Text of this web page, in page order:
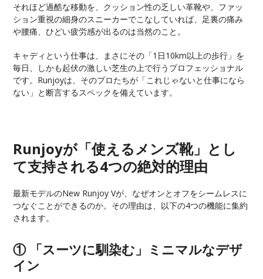
それほど過酷な移動を、クッション性の乏しい革靴や、ファッ
ション重視の細身のスニーカーでこなしていれば、足裏の痛み
や腰痛、ひどい疲労感が出るのは当然のこと。
キャディという仕事は、まさにその「1日10km以上の歩行」を
毎日、しかも起伏の激しい芝生の上で行うプロフェッショナル
です。Runjoyは、そのプロたちが「これじゃないと仕事になら
ない」と断言するスペックを備えています。
Runjoyが「使えるメンズ靴」とし
て支持される4つの絶対的理由
最新モデルのNew Runjoy Vが、なぜオンとオフをシームレスに
つなぐことができるのか。その理由は、以下の4つの機能に集約
されます。
① 「スーツに馴染む」ミニマルなデザ
イン